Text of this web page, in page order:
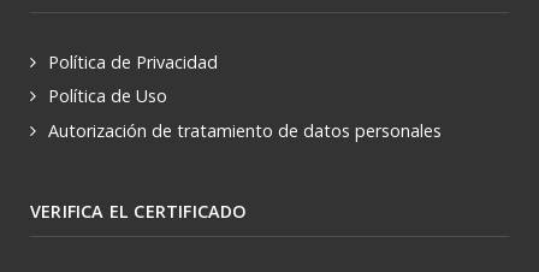
Política de Privacidad
Política de Uso
Autorización de tratamiento de datos personales
VERIFICA EL CERTIFICADO